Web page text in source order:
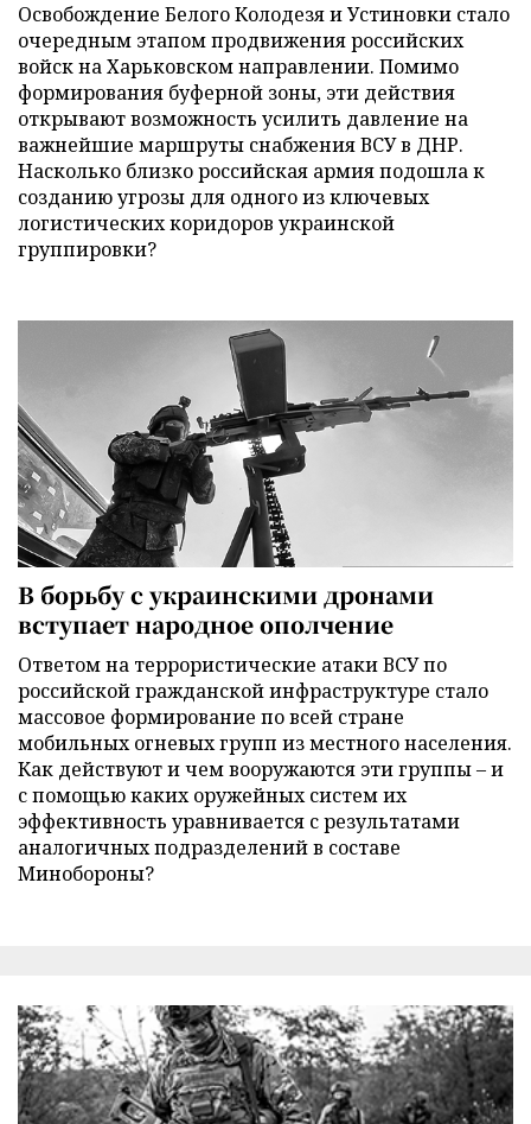
Освобождение Белого Колодезя и Устиновки стало
очередным этапом продвижения российских
войск на Харьковском направлении. Помимо
формирования буферной зоны, эти действия
открывают возможность усилить давление на
важнейшие маршруты снабжения ВСУ в ДНР.
Насколько близко российская армия подошла к
созданию угрозы для одного из ключевых
логистических коридоров украинской
группировки?
В борьбу с украинскими дронами
вступает народное ополчение
Ответом на террористические атаки ВСУ по
российской гражданской инфраструктуре стало
массовое формирование по всей стране
мобильных огневых групп из местного населения.
Как действуют и чем вооружаются эти группы – и
с помощью каких оружейных систем их
эффективность уравнивается с результатами
аналогичных подразделений в составе
Минобороны?